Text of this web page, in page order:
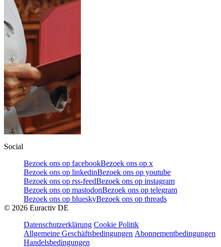
Social
Bezoek ons op facebookBezoek ons op x
Bezoek ons op linkedinBezoek ons op youtube
Bezoek ons op rss-feedBezoek ons op instagram
Bezoek ons op mastodonBezoek ons op telegram
Bezoek ons op blueskyBezoek ons op threads
© 2026 Euractiv DE
Datenschutzerklärung Cookie Politik
Allgemeine Geschäftsbedingungen Abonnementbedingungen
Handelsbedingungen